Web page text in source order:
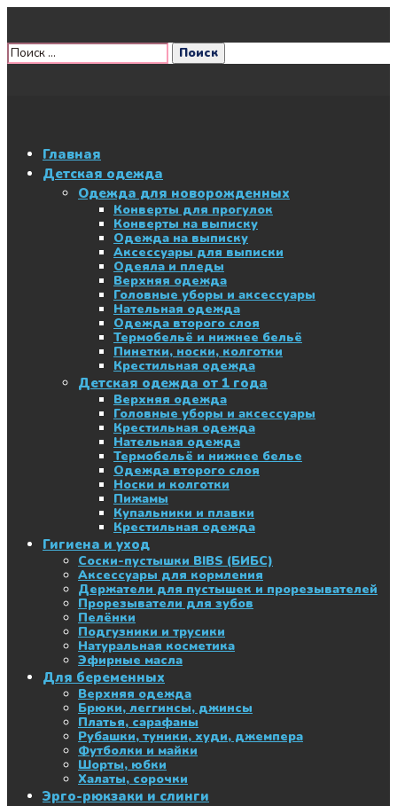
Главная
Детская одежда
Одежда для новорожденных
Конверты для прогулок
Конверты на выписку
Одежда на выписку
Аксессуары для выписки
Одеяла и пледы
Верхняя одежда
Головные уборы и аксессуары
Нательная одежда
Одежда второго слоя
Термобельё и нижнее бельё
Пинетки, носки, колготки
Крестильная одежда
Детская одежда от 1 года
Верхняя одежда
Головные уборы и аксессуары
Крестильная одежда
Нательная одежда
Термобельё и нижнее белье
Одежда второго слоя
Носки и колготки
Пижамы
Купальники и плавки
Крестильная одежда
Гигиена и уход
Соски-пустышки BIBS (БИБС)
Аксессуары для кормления
Держатели для пустышек и прорезывателей
Прорезыватели для зубов
Пелёнки
Подгузники и трусики
Натуральная косметика
Эфирные масла
Для беременных
Верхняя одежда
Брюки, леггинсы, джинсы
Платья, сарафаны
Рубашки, туники, худи, джемпера
Футболки и майки
Шорты, юбки
Халаты, сорочки
Эрго-рюкзаки и слинги